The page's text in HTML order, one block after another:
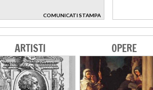
COMUNICATI STAMPA
>
ARTISTI OPERE